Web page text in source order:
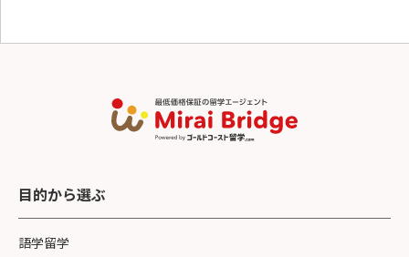
目的から選ぶ
語学留学